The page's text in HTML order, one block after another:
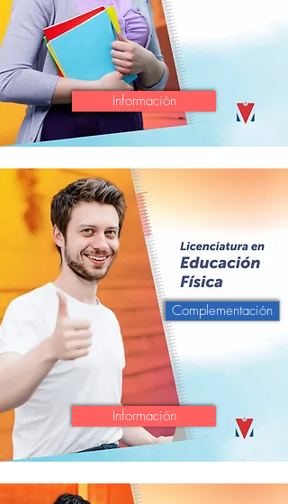
Información
Complementación
Información